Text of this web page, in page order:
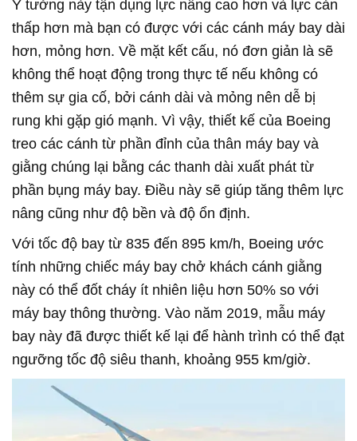
Ý tưởng này tận dụng lực nâng cao hơn và lực cản
thấp hơn mà bạn có được với các cánh máy bay dài
hơn, mỏng hơn. Về mặt kết cấu, nó đơn giản là sẽ
không thể hoạt động trong thực tế nếu không có
thêm sự gia cố, bởi cánh dài và mỏng nên dễ bị
rung khi gặp gió mạnh. Vì vậy, thiết kế của Boeing
treo các cánh từ phần đỉnh của thân máy bay và
giằng chúng lại bằng các thanh dài xuất phát từ
phần bụng máy bay. Điều này sẽ giúp tăng thêm lực
nâng cũng như độ bền và độ ổn định.
Với tốc độ bay từ 835 đến 895 km/h, Boeing ước
tính những chiếc máy bay chở khách cánh giằng
này có thể đốt cháy ít nhiên liệu hơn 50% so với
máy bay thông thường. Vào năm 2019, mẫu máy
bay này đã được thiết kế lại để hành trình có thể đạt
ngưỡng tốc độ siêu thanh, khoảng 955 km/giờ.